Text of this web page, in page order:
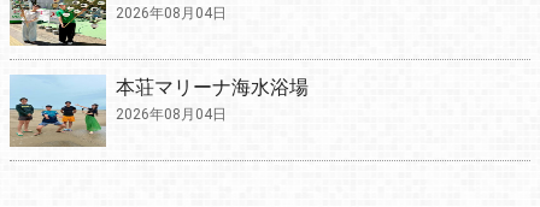
2026年08月04日
本荘マリーナ海水浴場
2026年08月04日